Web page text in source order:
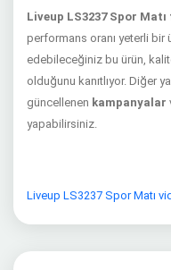
Liveup LS3237 Spor Matı
performans oranı yeterli bir
edebileceğiniz bu ürün,
olduğunu kanıtlıyor. Diğer
güncellenen kampanyalar
yapabilirsiniz.
Liveup LS3237 Spor Matı